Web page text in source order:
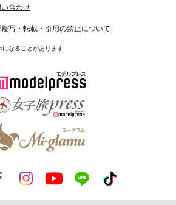
合わせ
写・転載・引用の禁止について
なることがあります